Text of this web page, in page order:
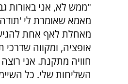
"ממש לא, אני באורות
מאמא שאומרת לי
מאחלת לאף אחת
אופציה, ומקווה
חוויה מתקנת. אני
השליחות שלי. כל